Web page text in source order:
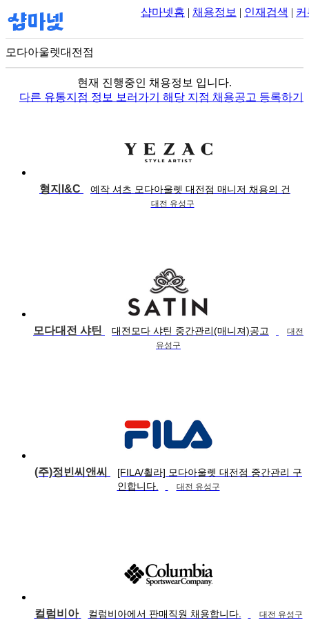
샵마넷홈 | 채용정보 | 인재검색 |
모다아울렛대전점
100m
현재 진행중인 채용정보 입니다.
다른 유통지점 정보 보러가기 해당 지점 채용공고 등록하기
형지I&C 예작 셔츠 모다아울렛 대전점 매니저 채용의 건
대전 유성구
모다대전 샤틴 대전모다 샤틴 중간관리(매니져)공고
대전
유성구
(주)정빈씨앤씨
[FILA/휠라] 모다아울렛 대전점 중간관리 구
인합니다.
대전 유성구
컬럼비아 컬럼비아에서 판매직원 채용합니다. 대전 유성구